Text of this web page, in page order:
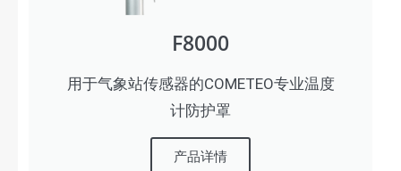
F8000
用于气象站传感器的COMETEO专业温度
计防护罩
产品详情